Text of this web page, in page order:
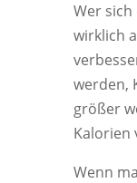
Wer
wirklich
werden,
größer
Kalorien
Wenn